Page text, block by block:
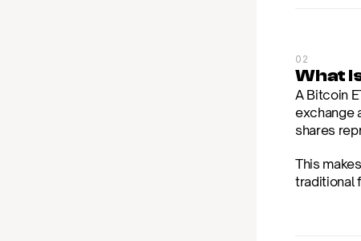
02
What
A Bitcoin
exchange
shares
This
traditional